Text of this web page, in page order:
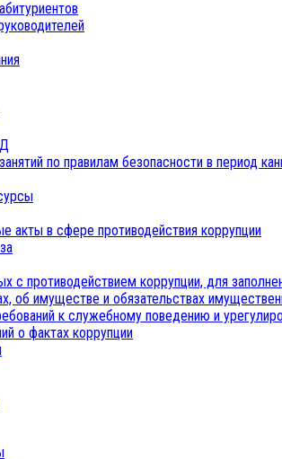
по правилам безопасности в период
акты в сфере противодействия коррупции
с противодействием коррупции, для
об имуществе и обязательствах
к служебному поведению и
о фактах коррупции